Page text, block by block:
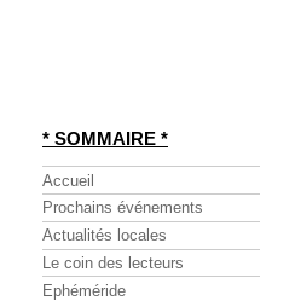
* SOMMAIRE *
Accueil
Prochains événements
Actualités locales
Le coin des lecteurs
Ephéméride